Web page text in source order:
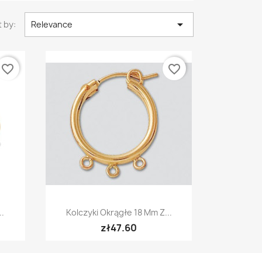
by: Relevance 
favorite_border
Quick view
Kolczyki Okrągłe 18 Mm Z...
zł47.60
favorite_border